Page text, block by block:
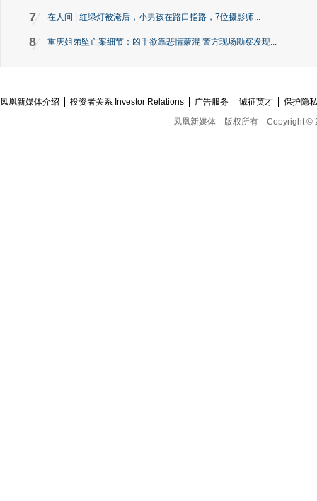
7 在人间 | 红绿灯被淹后，小男孩在路口指路，7位摄影师...
8 重庆姐弟坠亡案细节：凶手欲靠悲情蒙混 警方现场勘察发现...
凤凰新媒体介绍 投资者关系 Investor Relations 广告服务 诚征英才
保护隐
凤凰新媒体
版权所有 Copyright ©